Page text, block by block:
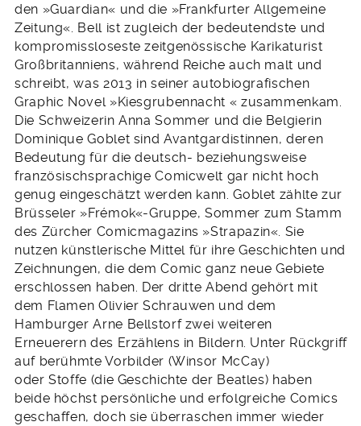
den »Guardian« und die »Frankfurter Allgemeine
Zeitung«. Bell ist zugleich der bedeutendste und
kompromissloseste zeitgenössische Karikaturist
Großbritanniens, während Reiche auch malt und
schreibt, was 2013 in seiner autobiografischen
Graphic Novel »Kiesgrubennacht « zusammenkam.
Die Schweizerin Anna Sommer und die Belgierin
Dominique Goblet sind Avantgardistinnen, deren
Bedeutung für die deutsch- beziehungsweise
französischsprachige Comicwelt gar nicht hoch
genug eingeschätzt werden kann. Goblet zählte zur
Brüsseler »Frémok«-Gruppe, Sommer zum Stamm
des Zürcher Comicmagazins »Strapazin«. Sie
nutzen künstlerische Mittel für ihre Geschichten und
Zeichnungen, die dem Comic ganz neue Gebiete
erschlossen haben. Der dritte Abend gehört mit
dem Flamen Olivier Schrauwen und dem
Hamburger Arne Bellstorf zwei weiteren
Erneuerern des Erzählens in Bildern. Unter Rückgriff
auf berühmte Vorbilder (Winsor McCay)
oder Stoffe (die Geschichte der Beatles) haben
beide höchst persönliche und erfolgreiche Comics
geschaffen, doch sie überraschen immer wieder